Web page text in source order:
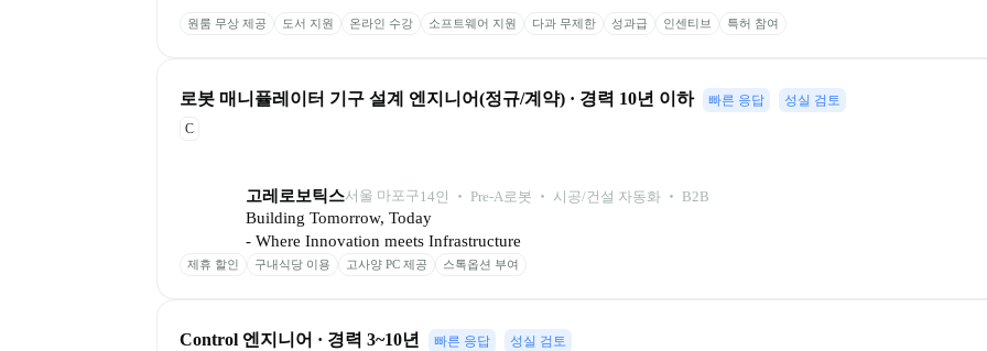
원룸 무상 제공 도서 지원 온라인 수강 소프트웨어 지원 다과 무제한 성과급 인센티브 특허 참여
로봇 매니퓰레이터 기구 설계 엔지니어(정규/계약) · 경력 10년 이하 빠른 응답
성실 검토
C
고레로보틱스서울 마포구14인 ‧ Pre-A로봇 ‧ 시공/건설 자동화 ‧ B2B
Building Tomorrow, Today
- Where Innovation meets Infrastructure
제휴 할인 구내식당 이용 고사양 PC 제공 스톡옵션 부여
Control 엔지니어 · 경력 3~10년 빠른 응답
성실 검토